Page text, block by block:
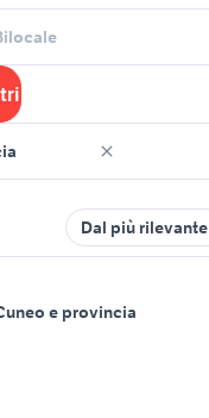
Dal più rilevante
e provincia